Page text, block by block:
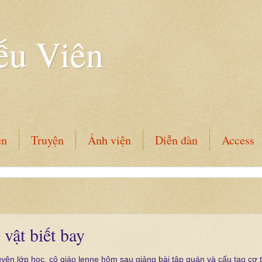
Viên
Truyện Ảnh viện Diễn đàn Access
biết bay
lớp học, cô giáo lenne hôm sau giảng bài tập quán và cấu tạo cơ